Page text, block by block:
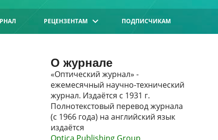
РЕЦЕНЗЕНТАМ ПОДПИСЧИКАМ
О журнале
«Оптический журнал» -
ежемесячный научно-технический
журнал. Издаётся с 1931 г.
Полнотекстовый перевод журнала
(с 1966 года) на английский язык
издаётся